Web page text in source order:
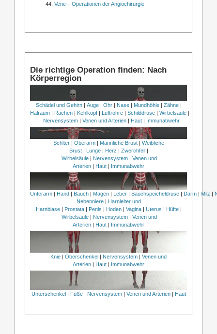
Vene – Operationen der Angiochirurgie
Die richtige Operation finden: Nach
Körperregion
Schädel und Gehirn| Auge| Ohr| Nase| Mundhöhle| Zähne|
Halraum | Rachen | Kehlkopf | Luftröhre | Schilddrüse | Wirbelsäule |
Nervensystem | Venen und Arterien | Haut | Immunabwehr
Schlter| Oberarm| Männliche Brust| Weibliche
Brust| Lunge| Herz Zwerchfell
Wirbelsäule
Nervensystem
Venen und
Arterien
Haut Immunabwehr
Unterarm Hand Bauch Magen Leber Bauchspeicheldrüse Darm Milz
Nebenniere|
Harnleiter und
Harnblase| Prostata| Penis Hoden| Vagina| Uterus Hüfte|
Wirbelsäule
Nervensystem
Venen und
Arterien
Haut Immunabwehr
Knie | Oberschenkel | Nervensystem | Venen und
Arterien | Haut | Immunabwehr
Unterschenkel| Füße| Nervensystem| Venen und Arterien| Haut